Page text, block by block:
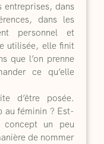
entreprises, dans
dans les
personnel et
utilisée, elle finit
que l’on prenne
ce qu’elle
d’être posée.
au féminin ? Est-
un peu
de nommer